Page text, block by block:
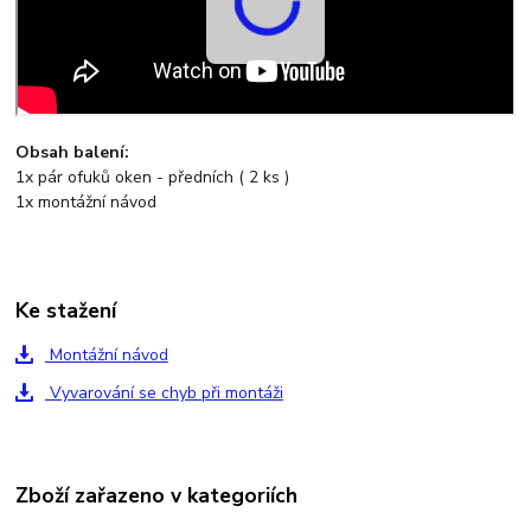
Obsah balení:
1x pár ofuků oken - předních ( 2 ks )
1x montážní návod
Ke stažení
Montážní návod
Vyvarování se chyb při montáži
Zboží zařazeno v kategoriích